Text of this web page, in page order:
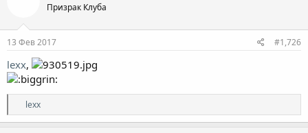
Призрак Клуба
13 Фев 2017 #1,726
lexx,
Р
е
а
lexx